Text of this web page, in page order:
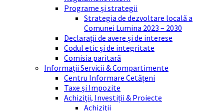
Programe și strategii
Strategia de dezvoltare locală a
Comunei Lumina 2023 – 2030
Declarații de avere și de interese
Codul etic și de integritate
Comisia paritară
Informații Servicii & Compartimente
Centru Informare Cetățeni
Taxe și Impozite
Achiziții, Investiții & Proiecte
Achiziții